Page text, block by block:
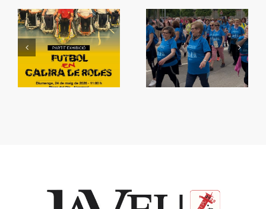
La Ribera Camina
Què fem amb el
bàsquet?